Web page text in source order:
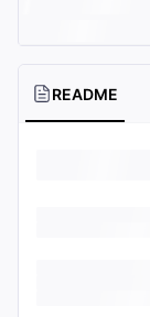
README